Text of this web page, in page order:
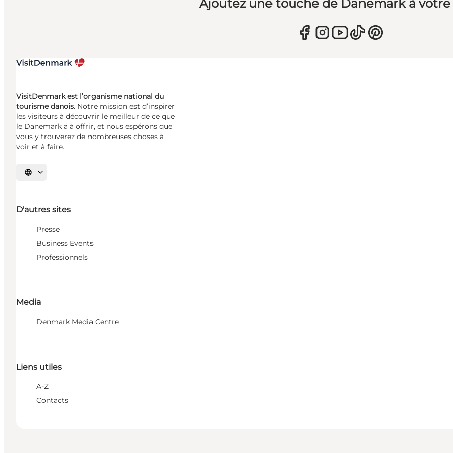
Ajoutez une touche de Danemark à
VisitDenmark est l’organisme national du
tourisme danois. Notre mission est d’inspirer
les visiteurs à découvrir le meilleur de ce que
le Danemark a à offrir, et nous espérons que
vous y trouverez de nombreuses choses à
voir et à faire.
Choisissez la langue
D'autres sites
Presse
Business Events
Professionnels
Media
Denmark Media Centre
Liens utiles
A-Z
Contacts